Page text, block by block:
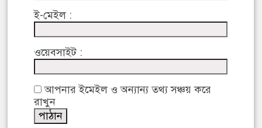
ই-মেইল :
ওয়েবসাইট :
আপনার ইমেইল ও অন্যান্য তথ্য সঞ্চয় করে
রাখুন